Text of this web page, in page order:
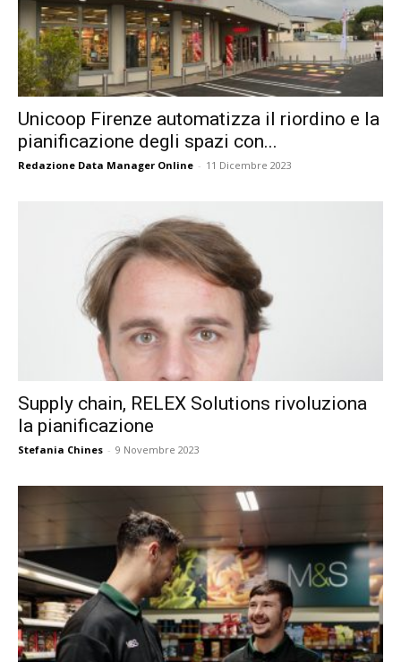
Unicoop Firenze automatizza il riordino e la
pianificazione degli spazi con...
Redazione Data Manager Online - 11 Dicembre 2023
Supply chain, RELEX Solutions rivoluziona
la pianificazione
Stefania Chines - 9 Novembre 2023